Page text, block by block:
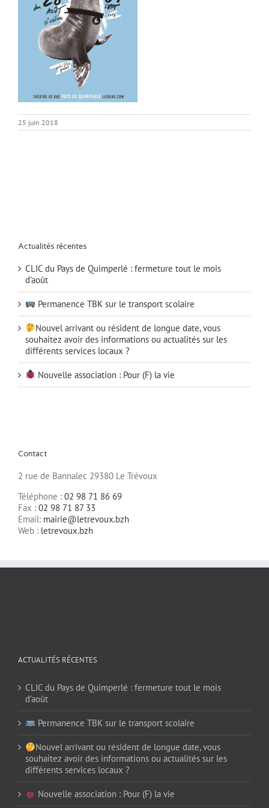
25 juin 2018
Actualités récentes
CLIC du Pays de Quimperlé : fermeture tout le mois
d’août
Permanence TBK sur le transport scolaire
Nouvel arrivant ou résident de longue date, vous
souhaitez avoir des informations ou actualités sur les
différents services locaux ?
Nouvelle association : Pour (F) la vie
Contact
2 rue de Bannalec 29380 Le Trévoux
Téléphone : 02 98 71 86 69
Fax : 02 98 71 87 33
Email: mairie@letrevoux.bzh
Web : letrevoux.bzh
ACTUALITÉS RÉCENTES
CLIC du Pays de Quimperlé : fermeture tout le mois
d’août
Permanence TBK sur le transport scolaire
Nouvel arrivant ou résident de longue date, vous
souhaitez avoir des informations ou actualités sur les
différents services locaux ?
Nouvelle association : Pour (F) la vie